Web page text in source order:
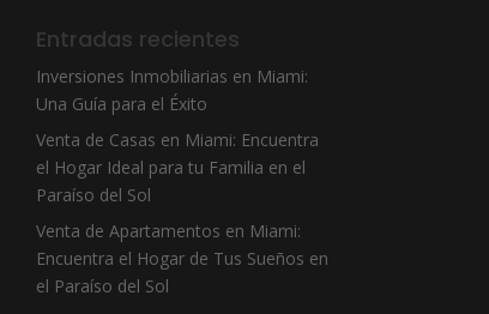
Entradas recientes
Inversiones Inmobiliarias en Miami:
Una Guía para el Éxito
Venta de Casas en Miami: Encuentra
el Hogar Ideal para tu Familia en el
Paraíso del Sol
Venta de Apartamentos en Miami:
Encuentra el Hogar de Tus Sueños en
el Paraíso del Sol